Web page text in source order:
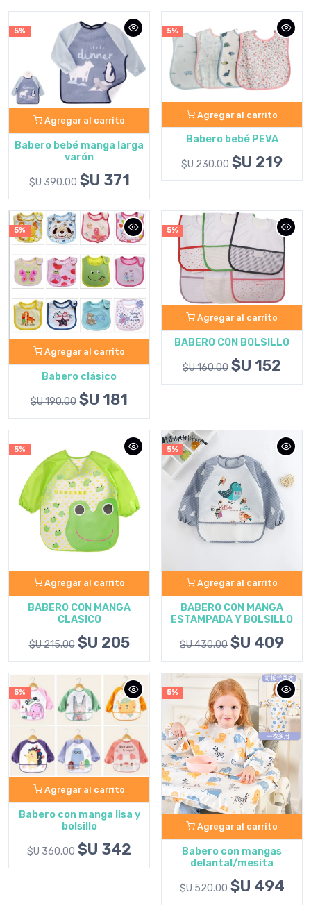
5%
Agregar al carrito
Babero bebé manga larga
varón
$U 390.00 $U 371
5%
Agregar al carrito
Babero bebé PEVA
$U 230.00 $U 219
5%
Agregar al carrito
Babero clásico
$U 190.00 $U 181
5%
Agregar al carrito
BABERO CON BOLSILLO
$U 160.00 $U 152
5%
Agregar al carrito
BABERO CON MANGA
CLASICO
$U 215.00 $U 205
5%
Agregar al carrito
BABERO CON MANGA
ESTAMPADA Y BOLSILLO
$U 430.00 $U 409
5%
Agregar al carrito
Babero con manga lisa y
bolsillo
$U 360.00 $U 342
5%
Agregar al carrito
Babero con mangas
delantal/mesita
$U 520.00 $U 494